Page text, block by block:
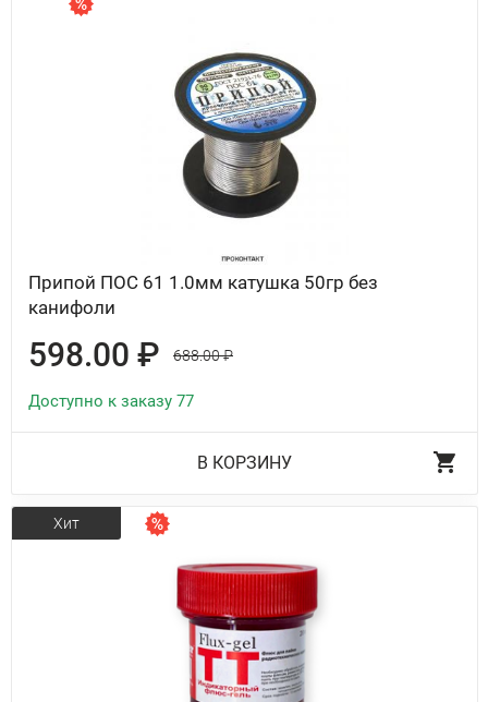
Припой ПОС 61 1.0мм катушка 50гр без
канифоли
598.00 ₽ 688.00 ₽
Доступно к заказу 77
В КОРЗИНУ
Хит